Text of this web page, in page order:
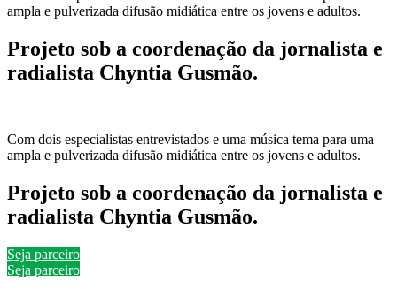
ampla e pulverizada difusão midiática entre os jovens e adultos.
Projeto sob a coordenação da jornalista e
radialista Chyntia Gusmão.
Com dois especialistas entrevistados e uma música tema para uma
ampla e pulverizada difusão midiática entre os jovens e adultos.
Projeto sob a coordenação da jornalista e
radialista Chyntia Gusmão.
Seja parceiro
Seja parceiro